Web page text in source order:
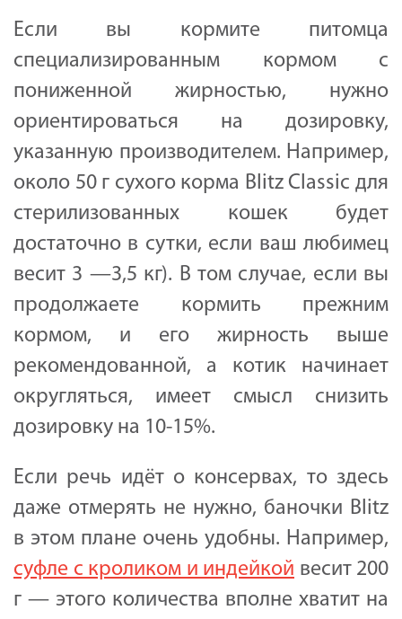
Если вы кормите питомца
специализированным кормом с
пониженной жирностью, нужно
ориентироваться на дозировку,
указанную производителем. Например,
около 50 г сухого кормa Blitz Classic для
стерилизованных кошек будет
достаточно в сутки, если ваш любимец
весит 3 —3,5 кг). В том случае, если вы
продолжаете кормить прежним
кормом, и его жирность выше
рекомендованной, а котик начинает
округляться, имеет смысл снизить
дозировку на 10-15%.
Если речь идёт о консервах, то здесь
даже отмерять не нужно, баночки Blitz
в этом плане очень удобны. Например,
суфле с кроликом и индейкой весит 200
г — этого количества вполне хватит на